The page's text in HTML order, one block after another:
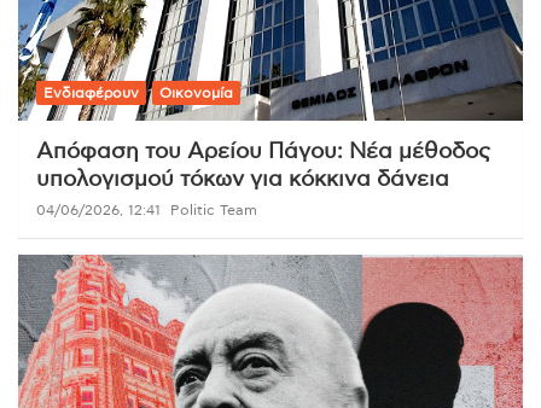
Ενδιαφέρουν Οικονομία
Απόφαση του Αρείου Πάγου: Νέα μέθοδος
υπολογισμού τόκων για κόκκινα δάνεια
04/06/2026, 12:41 Politic Team